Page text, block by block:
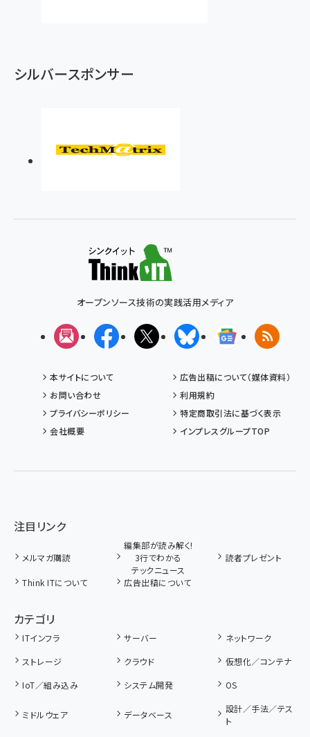
シルバースポンサー
オープンソース技術の実践活用メディア
メルマガFacebookX(エックス)BlueskyGoogleニュ
RSS
本サイトについて
広告出稿について（媒体資料）
お問い合わせ
利用規約
プライバシーポリシー
特定商取引法に基づく表示
会社概要
インプレスグループTOP
注目リンク
メルマガ購読
編集部が読み解く!
3行でわかる
テックニュース
読者プレゼント
Think ITについて 広告出稿について
カテゴリ
ITインフラ サーバー
ネットワーク
ストレージ
クラウド
仮想化／コンテナ
IoT／組み込み
システム開発 OS
ミドルウェア データベース
設計／手法／テス
ト